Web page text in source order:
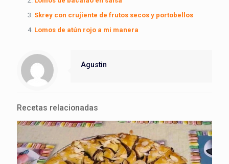
Skrey con crujiente de frutos secos y portobellos
Lomos de atún rojo a mi manera
Agustin
Recetas relacionadas